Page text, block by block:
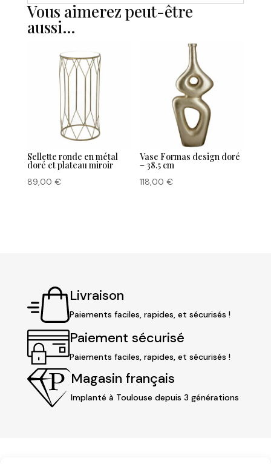
Vous aimerez peut-être
aussi…
Sellette ronde en métal
doré et plateau miroir
89,00 €
Vase Formas design doré
– 38.5 cm
118,00€
Livraison
Paiements faciles, rapides, et sécurisés !
Paiement sécurisé
Paiements faciles, rapides, et sécurisés !
Magasin français
Implanté à Toulouse depuis 3 générations